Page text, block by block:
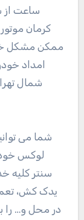
ساعت از
کرمان
ممکن مشکل
امداد
شمال
شما می
لوکس خود
سنتر کلیه
یدک کش،
در محل و… را